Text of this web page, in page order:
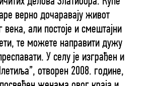
верно дочаравају живот
али постоје и смештајни
те можете направити дужу
У селу је изграђен и
отворен 2008. године,